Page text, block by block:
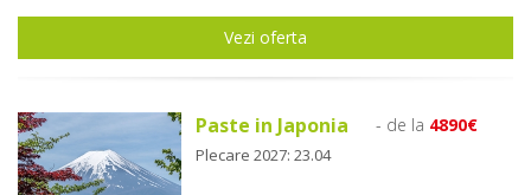
Vezi oferta
Paste in Japonia - de la 4890€
Plecare 2027: 23.04